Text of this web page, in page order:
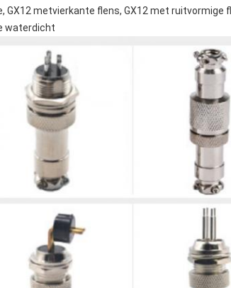
GX12 metvierkante flens, GX12 met ruitvormige
waterdicht